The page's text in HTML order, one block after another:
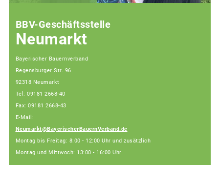
BBV-Geschäftsstelle
Neumarkt
Bayerischer Bauernverband
Regensburger Str. 96
92318 Neumarkt
Tel: 09181 2668-40
Fax: 09181 2668-43
E-Mail:
Neumarkt@BayerischerBauernVerband.de
Montag bis Freitag: 8:00 - 12:00 Uhr und zusätzlich
Montag und Mittwoch: 13:00 - 16:00 Uhr